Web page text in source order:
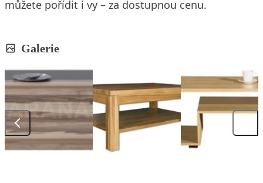
můžete pořídit i vy – za dostupnou cenu.
Galerie